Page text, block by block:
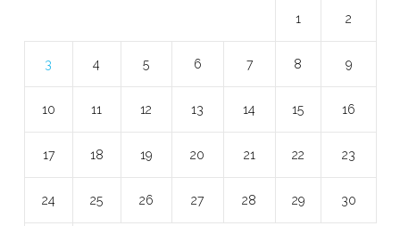
1 2
3 4 5 6 7 8 9
10 11 12 13 14 15 16
17 18 19 20 21 22 23
24 25 26 27 28 29 30